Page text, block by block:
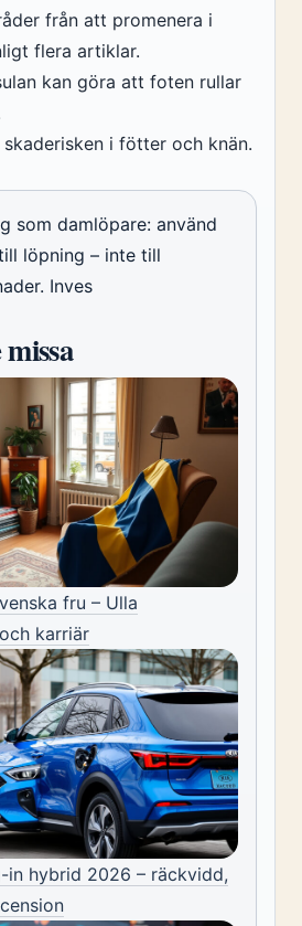
från att promenera i
flera artiklar.
kan göra att foten rullar
i fötter och knän.
som damlöpare: använd
löpning – inte till
Inves
fru – Ulla
karriär
in hybrid 2026 – räckvidd,